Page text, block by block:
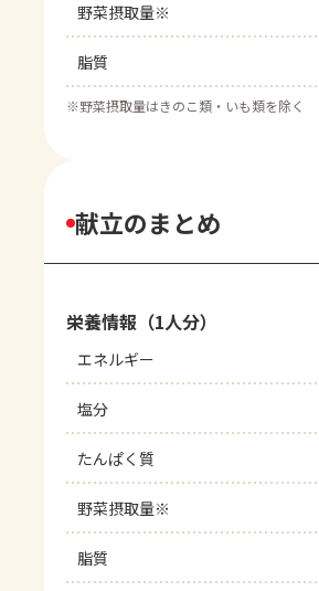
野菜摂取量※
脂質
※野菜摂取量はきのこ類・いも類を除く
献立のまとめ
栄養情報（1人分）
エネルギー
塩分
たんぱく質
野菜摂取量※
脂質